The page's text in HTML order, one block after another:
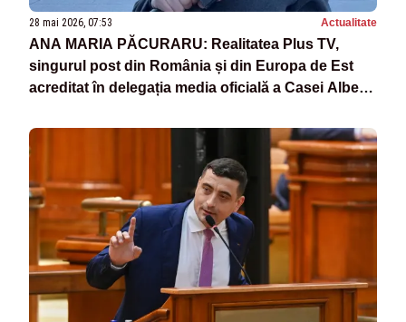
28 mai 2026, 07:53 Actualitate
ANA MARIA PĂCURARU: Realitatea Plus TV,
singurul post din România și din Europa de Est
acreditat în delegația media oficială a Casei Albe